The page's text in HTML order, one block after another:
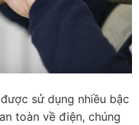
sử dụng nhiều bậc
toàn về điện, chúng